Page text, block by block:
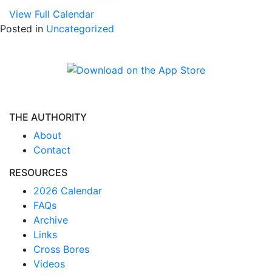
View Full Calendar
Posted in Uncategorized
THE AUTHORITY
About
Contact
RESOURCES
2026 Calendar
FAQs
Archive
Links
Cross Bores
Videos